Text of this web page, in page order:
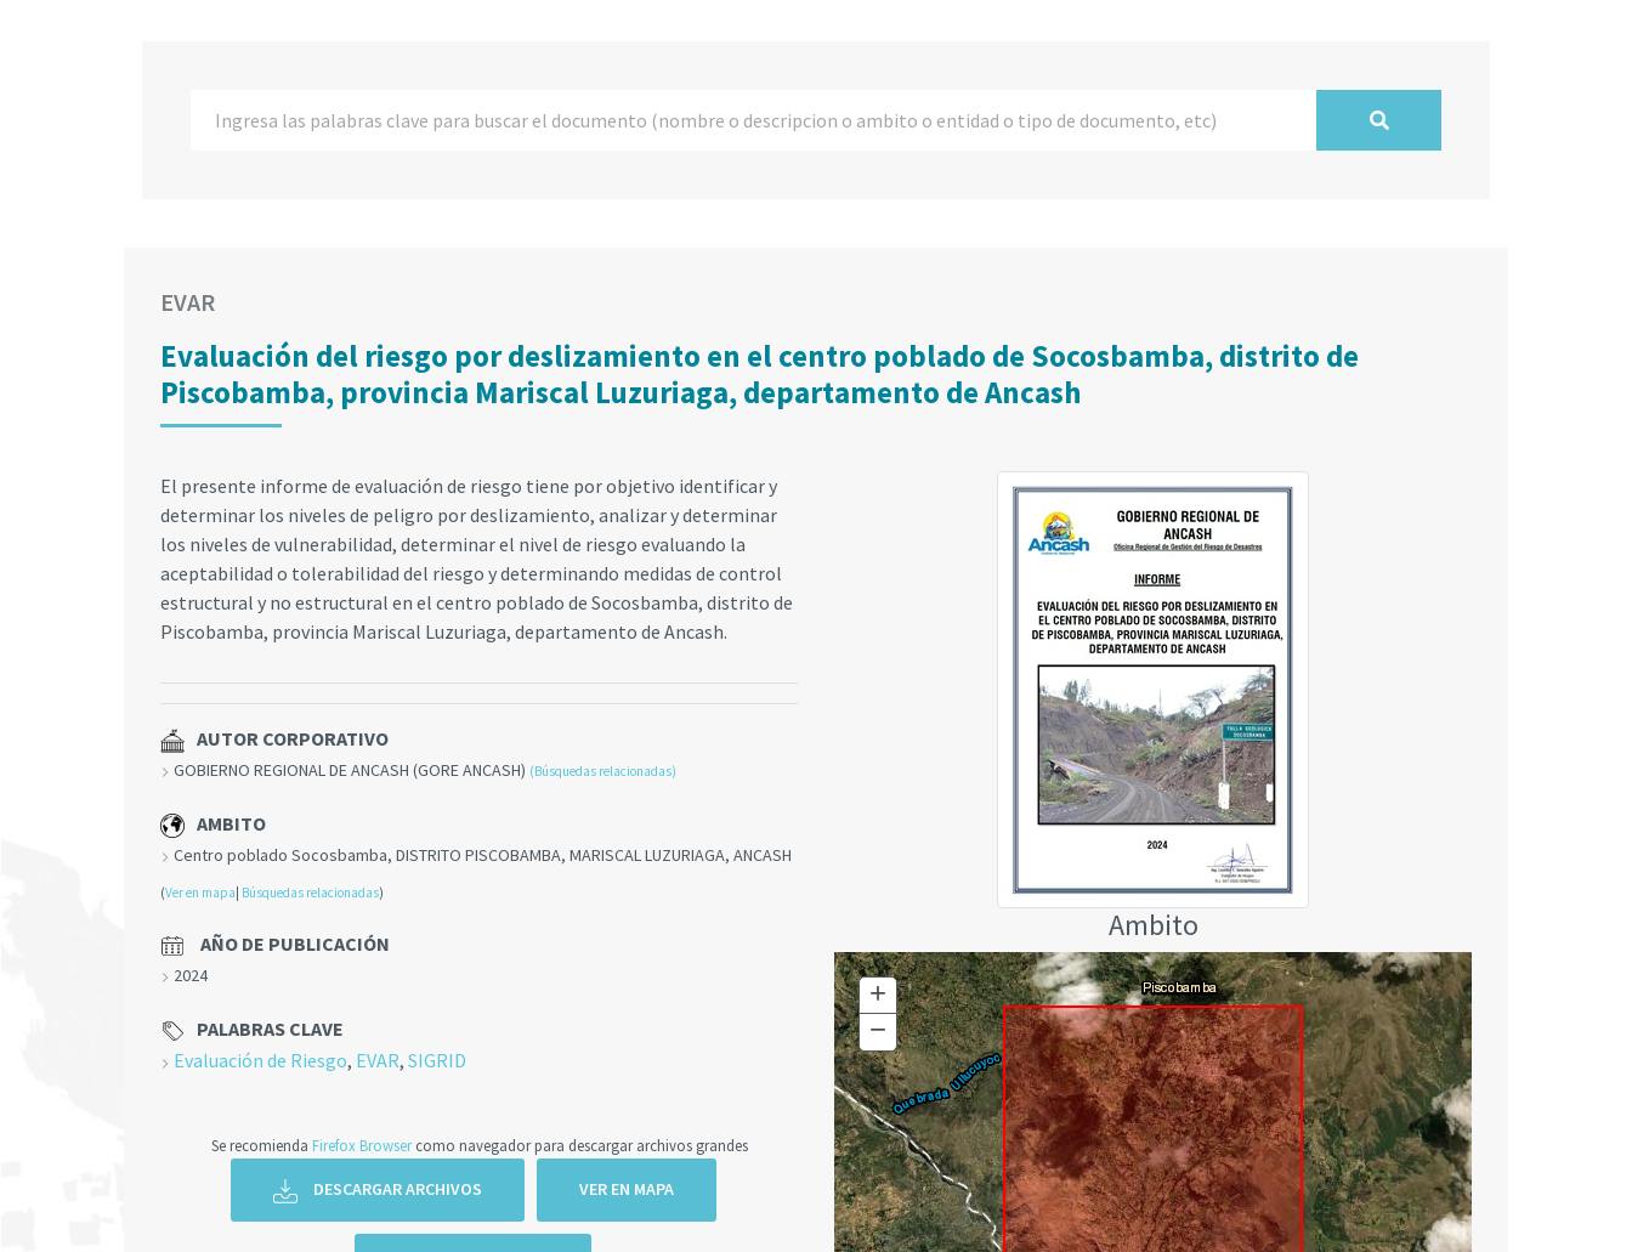
EVAR
Evaluación del riesgo por deslizamiento en el centro poblado de Socosbamba, distrito de
Piscobamba, provincia Mariscal Luzuriaga, departamento de Ancash
El presente informe de evaluación de riesgo tiene por objetivo identificar y
determinar los niveles de peligro por deslizamiento, analizar y determinar
los niveles de vulnerabilidad, determinar el nivel de riesgo evaluando la
aceptabilidad o tolerabilidad del riesgo y determinando medidas de control
estructural y no estructural en el centro poblado de Socosbamba, distrito de
Piscobamba, provincia Mariscal Luzuriaga, departamento de Ancash.
AUTOR CORPORATIVO
GOBIERNO REGIONAL DE ANCASH (GORE ANCASH) (Búsquedas relacionadas)
AMBITO
Centro poblado Socosbamba, DISTRITO PISCOBAMBA, MARISCAL LUZURIAGA, ANCASH
(Ver en mapa Búsquedas relacionadas)
AÑO DE PUBLICACIÓN
2024
PALABRAS CLAVE
Evaluación de Riesgo, EVAR, SIGRID
Se recomienda Firefox Browsercomo navegador para descargar archivos grandes
DESCARGAR ARCHIVOS VER EN MAPA
Ambito
+ Zoom
In
− Zoom
Out